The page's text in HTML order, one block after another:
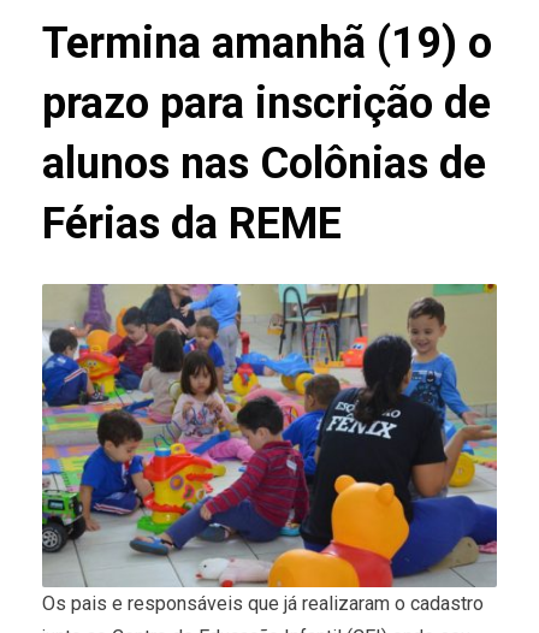
Termina amanhã (19) o
prazo para inscrição de
alunos nas Colônias de
Férias da REME
Os pais e responsáveis que já realizaram o cadastro